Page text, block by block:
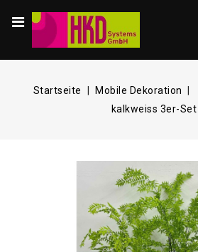
Startseite Mobile Dekoration
kalkweiss 3er-Set